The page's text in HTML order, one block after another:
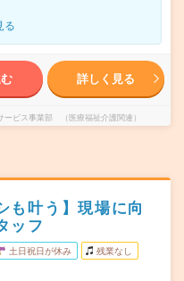
る
詳しく見る
ビス事業部 （医療福祉介護関連）
も叶う】現場に向
ッフ
土日祝日が休み 残業なし